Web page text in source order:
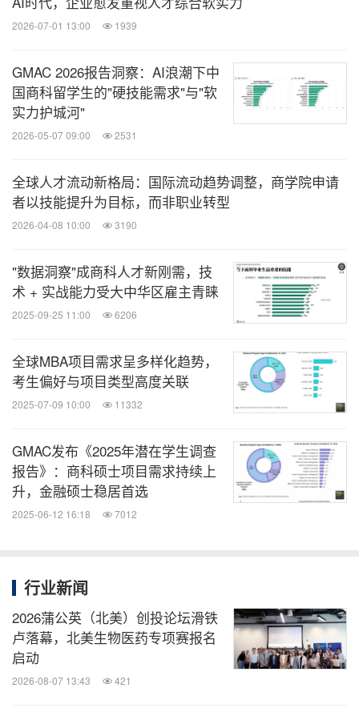
分享到：
2026-07-01 13:00 1939
GMAC 2026报告洞察：AI浪潮下中
国商科留学生的"硬技能需求"与"软
实力护城河"
2026-05-07 09:00 2531
全球人才流动新格局：国际流动趋势调整，商学院申请
者以技能提升为目标，而非职业转型
2026-04-08 10:00 3190
"数据洞察"成商科人才新刚需，技
术 + 实战能力受大中华区雇主青睐
2025-09-25 11:00 6206
全球MBA项目需求呈多样化趋势，
考生偏好与项目类型高度关联
2025-07-09 10:00 11332
GMAC发布《2025年潜在学生调查
报告》：商科硕士项目需求持续上
升，金融硕士稳居首选
2025-06-12 16:18 7012
行业新闻
2026蒲公英（北美）创投论坛滑铁
卢落幕，北美生物医药专项赛报名
启动
2026-08-07 13:43 421